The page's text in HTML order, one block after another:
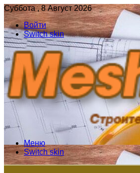
Суббота , 8 Август 2026
Войти
Switch skin
Меню
Switch skin